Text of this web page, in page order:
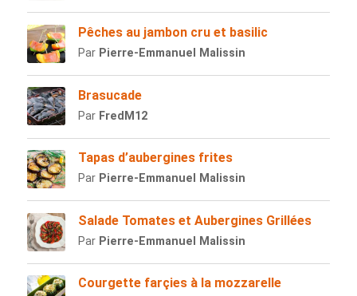
Pêches au jambon cru et basilic
Par Pierre-Emmanuel Malissin
Brasucade
Par FredM12
Tapas d’aubergines frites
Par Pierre-Emmanuel Malissin
Salade Tomates et Aubergines Grillées
Par Pierre-Emmanuel Malissin
Courgette farçies à la mozzarelle